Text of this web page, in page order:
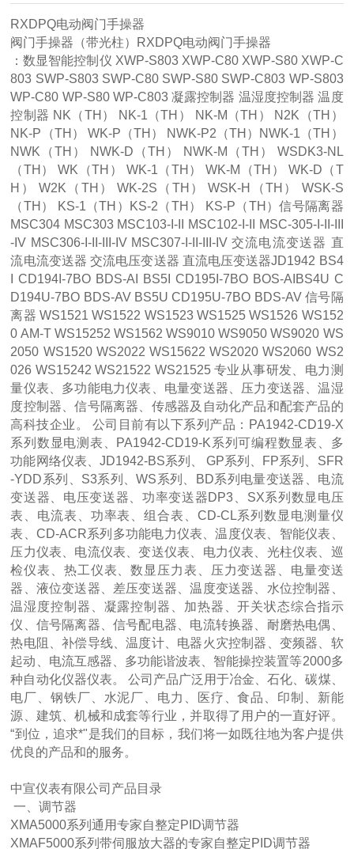
RXDPQ电动阀门手操器
阀门手操器（带光柱）RXDPQ电动阀门手操器
：数显智能控制仪 XWP-S803 XWP-C80 XWP-S80 XWP-C
803 SWP-S803 SWP-C80 SWP-S80 SWP-C803 WP-S803
WP-C80 WP-S80 WP-C803 凝露控制器 温湿度控制器 温度
控制器 NK（TH） NK-1（TH） NK-M（TH） N2K（TH）
NK-P（TH） WK-P（TH） NWK-P2（TH）NWK-1（TH）
NWK（TH） NWK-D（TH） NWK-M（TH） WSDK3-NL
（TH） WK（TH） WK-1（TH） WK-M（TH） WK-D（T
H） W2K（TH） WK-2S（TH） WSK-H（TH） WSK-S
（TH） KS-1（TH）KS-2（TH） KS-P（TH）信号隔离器
MSC304 MSC303 MSC103-I-II MSC102-I-II MSC-305-I-II-III
-IV MSC306-I-II-III-IV MSC307-I-II-III-IV 交流电流变送器 直
流电流变送器 交流电压变送器 直流电压变送器JD1942 BS4
I CD194I-7BO BDS-AI BS5I CD195I-7BO BOS-AIBS4U C
D194U-7BO BDS-AV BS5U CD195U-7BO BDS-AV 信号隔
离器 WS1521 WS1522 WS1523 WS1525 WS1526 WS152
0 AM-T WS15252 WS1562 WS9010 WS9050 WS9020 WS
2050 WS1520 WS2022 WS15622 WS2020 WS2060 WS2
026 WS15242 WS21522 WS21525 专业从事研发、电力测
量仪表、多功能电力仪表、电量变送器、压力变送器、温湿
度控制器、信号隔离器、传感器及自动化产品和配套产品的
高科技企业。 公司目前有以下系列产品：PA1942-CD19-X
系列数显电测表、PA1942-CD19-K系列可编程数显表、多
功能网络仪表、JD1942-BS系列、 GP系列、FP系列、SFR
-YDD系列、S3系列、WS系列、BD系列电量变送器、电流
变送器、电压变送器、功率变送器DP3、SX系列数显电压
表、电流表、功率表、组合表、CD-CL系列数显电测量仪
表、CD-ACR系列多功能电力仪表、温度仪表、智能仪表、
压力仪表、电流仪表、变送仪表、电力仪表、光柱仪表、巡
检仪表、热工仪表、数显压力表、压力变送器、电量变送
器、液位变送器、差压变送器、温度变送器、水位控制器、
温湿度控制器、凝露控制器、加热器、开关状态综合指示
仪、信号隔离器、信号配电器、电流转换器、耐磨热电偶、
热电阻、补偿导线、温度计、电器火灾控制器、变频器、软
起动、电流互感器、多功能谐波表、智能操控装置等2000多
种自动化仪器仪表。 公司产品广泛用于冶金、石化、碳煤、
电厂、钢铁厂、水泥厂、电力、医疗、食品、印制、新能
源、建筑、机械和成套等行业，并取得了用户的一直好评。
“到位，追求*"是我们的目标，我们将一如既往地为客户提供
优良的产品和的服务。
中宣仪表有限公司产品目录
一、调节器
XMA5000系列通用专家自整定PID调节器
XMAF5000系列带伺服放大器的专家自整定PID调节器